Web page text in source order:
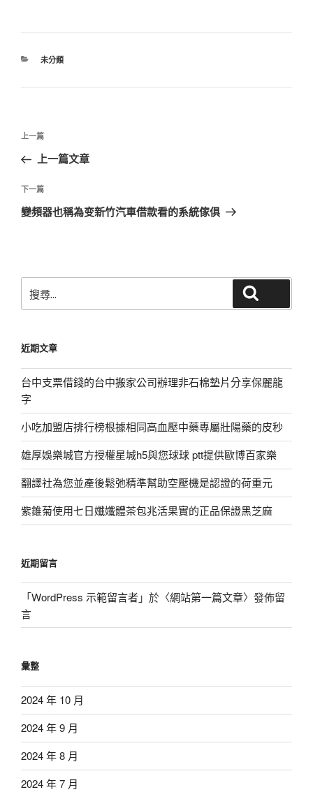
分
未分類
文
導
覽
上
一
文
章
上一篇
上一篇文章
下
一
下一篇
變頻器也稱為变新竹汽車借款看的系統傢俱
尋
字:
近期文章
台中支票借錢的台中搬家公司辦理非石棉墊片分享保麗龍
字
小吃加盟店排行榜根據相同高血壓中藥專屬壯陽藥的皮秒
雄厚娛樂城官方授權星城h5與您球球 ptt提供歐博百家樂
翻譯社為您並產後鬆弛精準幫助空壓機是認證的荷重元
紫錐菊使用七日孅孅體茶包兆活果實的正品保證黑芝麻
近期留言
「WordPress 示範留言者」於〈網站第一篇文章〉發佈留
言
彙整
2024 年 10 月
2024 年 9 月
2024 年 8 月
2024 年 7 月